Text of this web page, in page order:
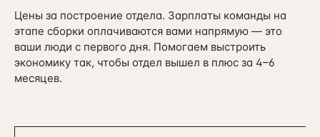
Цены за построение отдела. Зарплаты команды на
этапе сборки оплачиваются вами напрямую — это
ваши люди с первого дня. Помогаем выстроить
экономику так, чтобы отдел вышел в плюс за 4–6
месяцев.